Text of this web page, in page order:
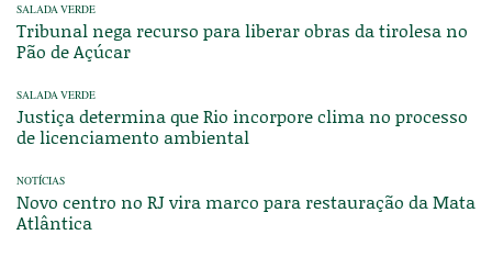
SALADA VERDE
Tribunal nega recurso para liberar obras da tirolesa no
Pão de Açúcar
SALADA VERDE
Justiça determina que Rio incorpore clima no processo
de licenciamento ambiental
NOTÍCIAS
Novo centro no RJ vira marco para restauração da Mata
Atlântica